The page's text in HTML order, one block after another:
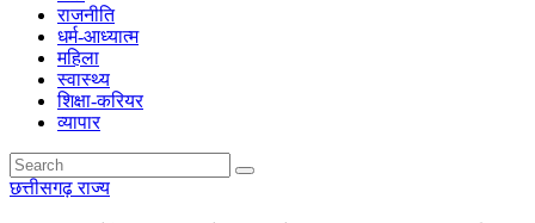
राजनीति
धर्म-आध्यात्म
महिला
स्वास्थ्य
शिक्षा-करियर
व्यापार
छत्तीसगढ़राज्य